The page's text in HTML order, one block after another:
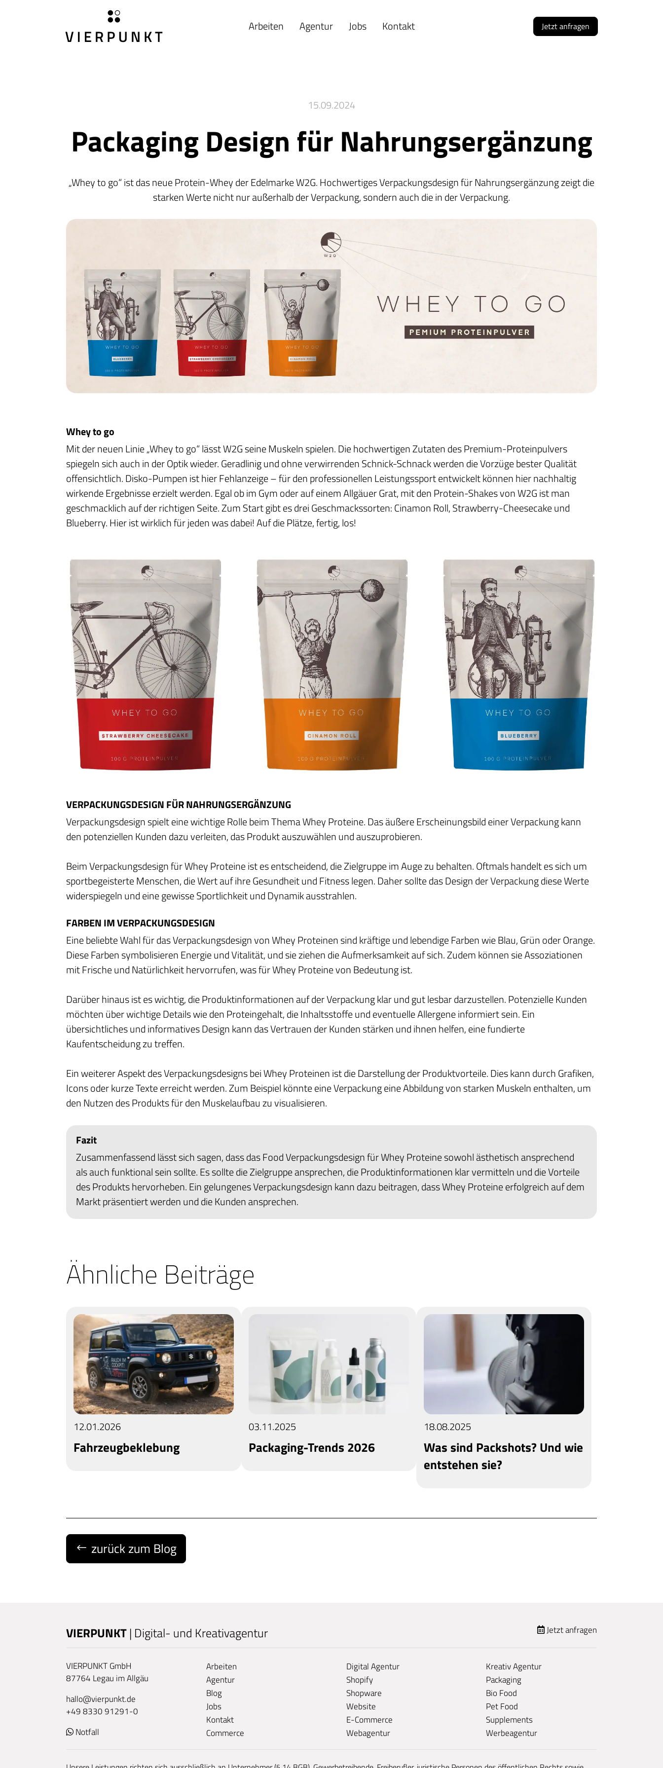
Arbeiten Agentur Jobs Kontakt Jetzt anfragen
15.09.2024
Packaging Design für Nahrungsergänzung
„Whey to go“ ist das neue Protein-Whey der Edelmarke W2G. Hochwertiges Verpackungsdesign für Nahrungsergänzung zeigt die
starken Werte nicht nur außerhalb der Verpackung, sondern auch die in der Verpackung.
Whey to go
Mit der neuen Linie „Whey to go“ lässt W2G seine Muskeln spielen. Die hochwertigen Zutaten des Premium-Proteinpulvers
spiegeln sich auch in der Optik wieder. Geradlinig und ohne verwirrenden Schnick-Schnack werden die Vorzüge bester Qualität
offensichtlich. Disko-Pumpen ist hier Fehlanzeige – für den professionellen Leistungssport entwickelt können hier nachhaltig
wirkende Ergebnisse erzielt werden. Egal ob im Gym oder auf einem Allgäuer Grat, mit den Protein-Shakes von W2G ist man
geschmacklich auf der richtigen Seite. Zum Start gibt es drei Geschmackssorten: Cinamon Roll, Strawberry-Cheesecake und
Blueberry. Hier ist wirklich für jeden was dabei! Auf die Plätze, fertig, los!
VERPACKUNGSDESIGN FÜR NAHRUNGSERGÄNZUNG
Verpackungsdesign spielt eine wichtige Rolle beim Thema Whey Proteine. Das äußere Erscheinungsbild einer Verpackung kann
den potenziellen Kunden dazu verleiten, das Produkt auszuwählen und auszuprobieren.
Beim Verpackungsdesign für Whey Proteine ist es entscheidend, die Zielgruppe im Auge zu behalten. Oftmals handelt es sich um
sportbegeisterte Menschen, die Wert auf ihre Gesundheit und Fitness legen. Daher sollte das Design der Verpackung diese Werte
widerspiegeln und eine gewisse Sportlichkeit und Dynamik ausstrahlen.
FARBEN IM VERPACKUNGSDESIGN
Eine beliebte Wahl für das Verpackungsdesign von Whey Proteinen sind kräftige und lebendige Farben wie Blau, Grün oder Orange.
Diese Farben symbolisieren Energie und Vitalität, und sie ziehen die Aufmerksamkeit auf sich. Zudem können sie Assoziationen
mit Frische und Natürlichkeit hervorrufen, was für Whey Proteine von Bedeutung ist.
Darüber hinaus ist es wichtig, die Produktinformationen auf der Verpackung klar und gut lesbar darzustellen. Potenzielle Kunden
möchten über wichtige Details wie den Proteingehalt, die Inhaltsstoffe und eventuelle Allergene informiert sein. Ein
übersichtliches und informatives Design kann das Vertrauen der Kunden stärken und ihnen helfen, eine fundierte
Kaufentscheidung zu treffen.
Ein weiterer Aspekt des Verpackungsdesigns bei Whey Proteinen ist die Darstellung der Produktvorteile. Dies kann durch Grafiken,
Icons oder kurze Texte erreicht werden. Zum Beispiel könnte eine Verpackung eine Abbildung von starken Muskeln enthalten, um
den Nutzen des Produkts für den Muskelaufbau zu visualisieren.
Fazit
Zusammenfassend lässt sich sagen, dass das Food Verpackungsdesign für Whey Proteine sowohl ästhetisch ansprechend
als auch funktional sein sollte. Es sollte die Zielgruppe ansprechen, die Produktinformationen klar vermitteln und die Vorteile
des Produkts hervorheben. Ein gelungenes Verpackungsdesign kann dazu beitragen, dass Whey Proteine erfolgreich auf dem
Markt präsentiert werden und die Kunden ansprechen.
Ähnliche Beiträge
Fahrzeugbeklebung
12.01.2026
Packaging-Trends 2026
03.11.2025
Was sind Packshots? Und wie
entstehen sie?
18.08.2025
zurück zum Blog
VIERPUNKT| Digital- und Kreativagentur Jetzt anfragen
VIERPUNKT GmbH
87764 Legau im Allgäu
hallo@vierpunkt.de
+49 8330 91291-0
Notfall
Arbeiten
Agentur
Blog
Jobs
Kontakt
Commerce
Digital Agentur
Shopify
Shopware
Website
E-Commerce
Webagentur
Kreativ Agentur
Packaging
Bio Food
Pet Food
Supplements
Werbeagentur